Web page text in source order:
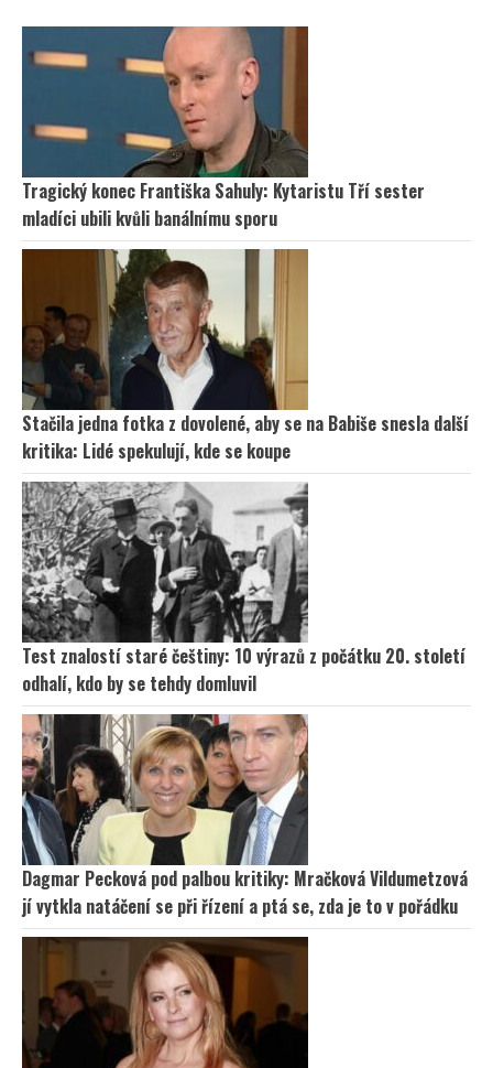
Tragický konec Františka Sahuly: Kytaristu Tří sester
mladíci ubili kvůli banálnímu sporu
Stačila jedna fotka z dovolené, aby se na Babiše snesla další
kritika: Lidé spekulují, kde se koupe
Test znalostí staré češtiny: 10 výrazů z počátku 20. století
odhalí, kdo by se tehdy domluvil
Dagmar Pecková pod palbou kritiky: Mračková Vildumetzová
jí vytkla natáčení se při řízení a ptá se, zda je to v pořádku